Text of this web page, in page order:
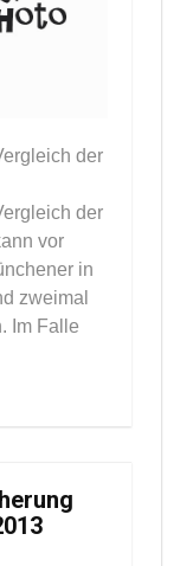
der
der
vor
in
zweimal
Im Falle